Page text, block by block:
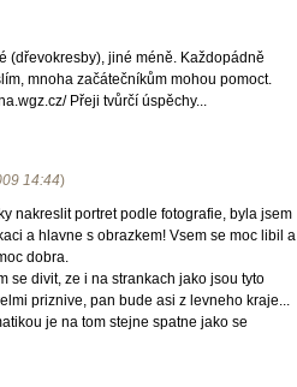
(dřevokresby), jiné méně. Každopádně
mnoha začátečníkům mohou pomoct.
Přeji tvůrčí úspěchy...
14:44)
nakreslit portret podle fotografie, byla jsem
a hlavne s obrazkem! Vsem se moc libil a
dobra.
se divit, ze i na strankach jako jsou tyto
priznive, pan bude asi z levneho kraje...
je na tom stejne spatne jako se